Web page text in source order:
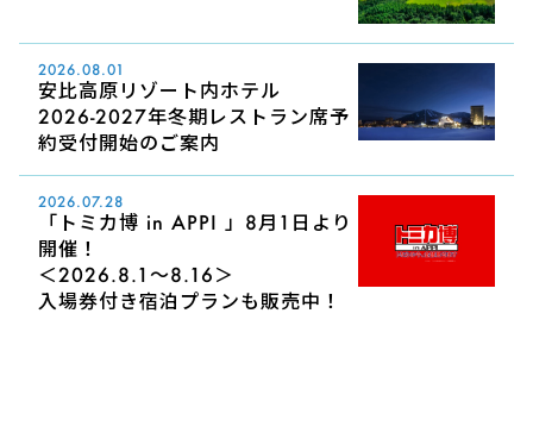
2026.08.01
安比高原リゾート内ホテル
2026-2027年冬期レストラン席予
約受付開始のご案内
2026.07.28
「トミカ博 in APPI 」8月1日より
開催！
＜2026.8.1～8.16＞
入場券付き宿泊プランも販売中！